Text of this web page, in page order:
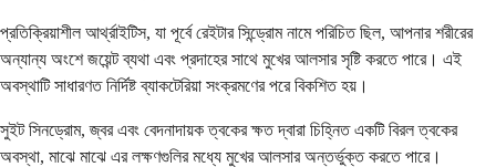
প্রতিক্রিয়াশীল আর্থ্রাইটিস, যা পূর্বে রেইটার সিন্ড্রোম নামে পরিচিত ছিল, আপনার শরীরের
অন্যান্য অংশে জয়েন্ট ব্যথা এবং প্রদাহের সাথে মুখের আলসার সৃষ্টি করতে পারে। এই
অবস্থাটি সাধারণত নির্দিষ্ট ব্যাকটেরিয়া সংক্রমণের পরে বিকশিত হয়।
সুইট সিনড্রোম, জ্বর এবং বেদনাদায়ক ত্বকের ক্ষত দ্বারা চিহ্নিত একটি বিরল ত্বকের
অবস্থা, মাঝে মাঝে এর লক্ষণগুলির মধ্যে মুখের আলসার অন্তর্ভুক্ত করতে পারে।